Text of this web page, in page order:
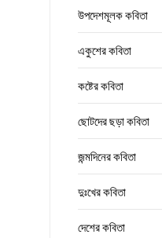
উপদেশমূলক কবিতা
একুশের কবিতা
কষ্টের কবিতা
ছোটদের ছড়া কবিতা
জন্মদিনের কবিতা
দুঃখের কবিতা
দেশের কবিতা